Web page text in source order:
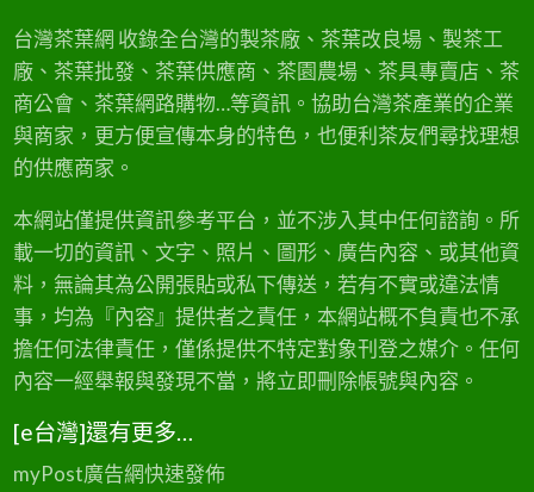
台灣茶葉網 收錄全台灣的製茶廠、茶葉改良場、製茶工
廠、茶葉批發、茶葉供應商、茶園農場、茶具專賣店、茶
商公會、茶葉網路購物…等資訊。協助台灣茶產業的企業
與商家，更方便宣傳本身的特色，也便利茶友們尋找理想
的供應商家。
本網站僅提供資訊參考平台，並不涉入其中任何諮詢。所
載一切的資訊、文字、照片、圖形、廣告內容、或其他資
料，無論其為公開張貼或私下傳送，若有不實或違法情
事，均為『內容』提供者之責任，本網站概不負責也不承
擔任何法律責任，僅係提供不特定對象刊登之媒介。任何
內容一經舉報與發現不當，將立即刪除帳號與內容。
[e台灣]還有更多…
myPost廣告網快速發佈